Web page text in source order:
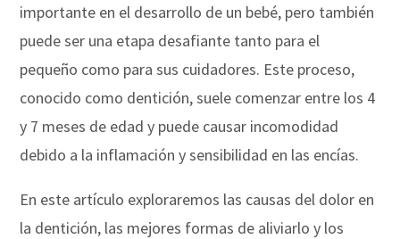
importante en el desarrollo de un bebé, pero también
puede ser una etapa desafiante tanto para el
pequeño como para sus cuidadores. Este proceso,
conocido como dentición, suele comenzar entre los 4
y 7 meses de edad y puede causar incomodidad
debido a la inflamación y sensibilidad en las encías.
En este artículo exploraremos las causas del dolor en
la dentición, las mejores formas de aliviarlo y los